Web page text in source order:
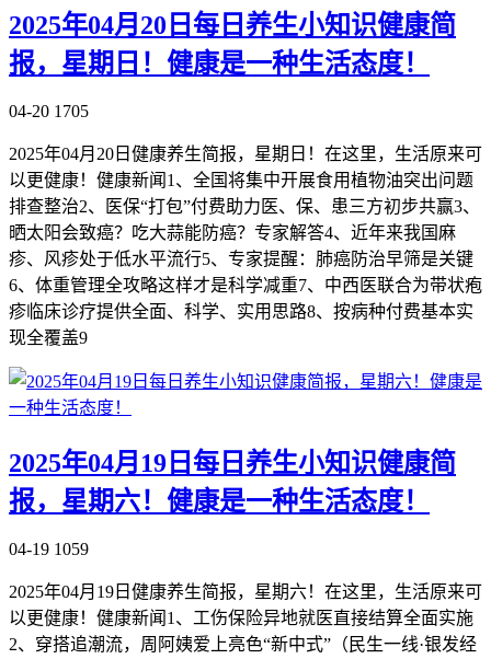
2025年04月20日每日养生小知识健康简
报，星期日！健康是一种生活态度！
04-20 1705
2025年04月20日健康养生简报，星期日！在这里，生活原来可
以更健康！健康新闻1、全国将集中开展食用植物油突出问题
排查整治2、医保“打包”付费助力医、保、患三方初步共赢3、
晒太阳会致癌？吃大蒜能防癌？专家解答4、近年来我国麻
疹、风疹处于低水平流行5、专家提醒：肺癌防治早筛是关键
6、体重管理全攻略这样才是科学减重7、中西医联合为带状疱
疹临床诊疗提供全面、科学、实用思路8、按病种付费基本实
现全覆盖9
2025年04月19日每日养生小知识健康简
报，星期六！健康是一种生活态度！
04-19 1059
2025年04月19日健康养生简报，星期六！在这里，生活原来可
以更健康！健康新闻1、工伤保险异地就医直接结算全面实施
2、穿搭追潮流，周阿姨爱上亮色“新中式”（民生一线·银发经